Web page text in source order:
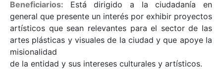
Beneficiarios: Está dirigido a la ciudadanía en
general que presente un interés por exhibir proyectos
artísticos que sean relevantes para el sector de las
artes plásticas y visuales de la ciudad y que apoye la
misionalidad
de la entidad y sus intereses culturales y artísticos.